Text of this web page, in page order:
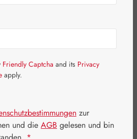
Friendly Captcha and its Privacy
apply.
zur
und die AGB gelesen und bin